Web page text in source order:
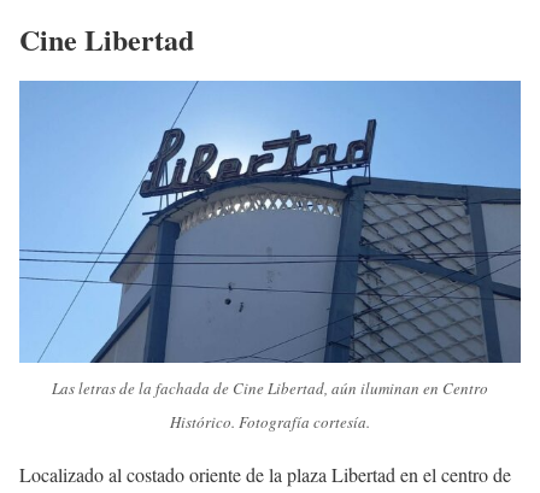
Cine Libertad
Las letras de la fachada de Cine Libertad, aún iluminan en Centro
Histórico. Fotografía cortesía.
Localizado al costado oriente de la plaza Libertad en el centro de